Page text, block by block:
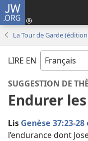
JW.ORG
La Tour de Garde
LIRE EN
SUGGESTION DE
Endurer
Lis Genèse 37:23-28
l’endurance dont